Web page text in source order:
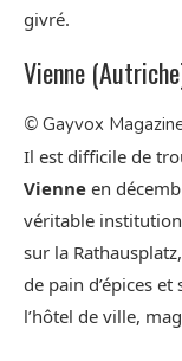
givré.
Vienne
© Gayvox
Il est difficile de
Vienne en
véritable
sur la
de pain d’épices
l’hôtel de ville,